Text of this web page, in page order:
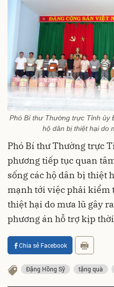
Phó Bí thư Thường trực Tỉnh ủy
hộ dân bị thiệt hại do
Phó Bí thư Thường trực
phương tiếp tục quan
sống các hộ dân bị thiệt
mạnh tới việc phải kiểm
thiệt hại do mưa lũ gây
phương án hỗ trợ kịp
Chia sẻ Facebook
Đặng Hồng Sỹ tặng quà